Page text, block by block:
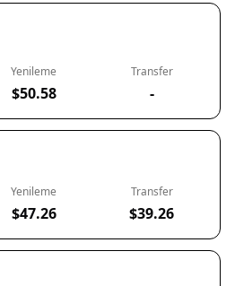
Yenileme
$50.58
Transfer
-
Yenileme
$47.26
Transfer
$39.26